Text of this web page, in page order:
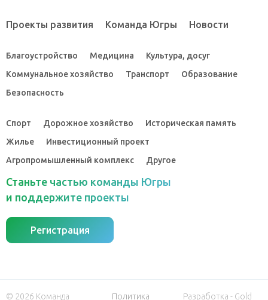
Проекты развития Команда Югры Новости
Благоустройство Медицина
Культура, досуг
Коммунальное хозяйство
Транспорт
Образование
Безопасность
Спорт Дорожное хозяйство
Историческая память
Жилье
Инвестиционный проект
Агропромышленный комплекс
Другое
Станьте частью команды Югры
и поддержите проекты
Регистрация
© 2026 Команда Политика Разработка - Gold